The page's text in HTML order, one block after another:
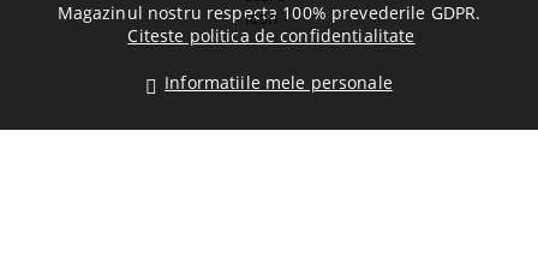
Magazinul nostru respecta 100% prevederile GDPR.
Citeste politica de confidentialitate
Informatiile mele personale